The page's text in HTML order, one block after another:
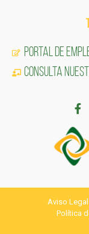
Portal de
CONSULTA
Aviso Legal
Política